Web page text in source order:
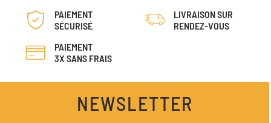
PAIEMENT
SÉCURISÉ
LIVRAISON SUR
RENDEZ-VOUS
PAIEMENT
3X SANS FRAIS
NEWSLETTER